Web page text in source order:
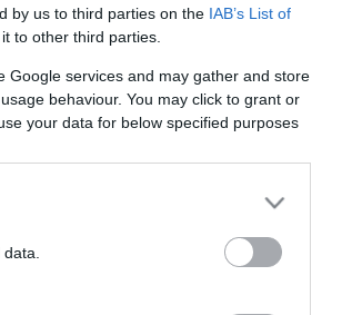
by us to third parties on the IAB’s List of
to other third parties.
Google services and may gather and store
behaviour. You may click to grant or
your data for below specified purposes